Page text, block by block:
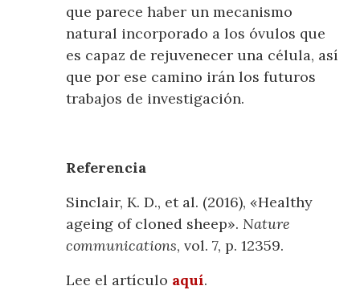
que parece haber un mecanismo
natural incorporado a los óvulos que
es capaz de rejuvenecer una célula, así
que por ese camino irán los futuros
trabajos de investigación.
Referencia
Sinclair, K. D., et al. (2016), «Healthy
ageing of cloned sheep». Nature
communications, vol. 7, p. 12359.
Lee el artículo aquí.